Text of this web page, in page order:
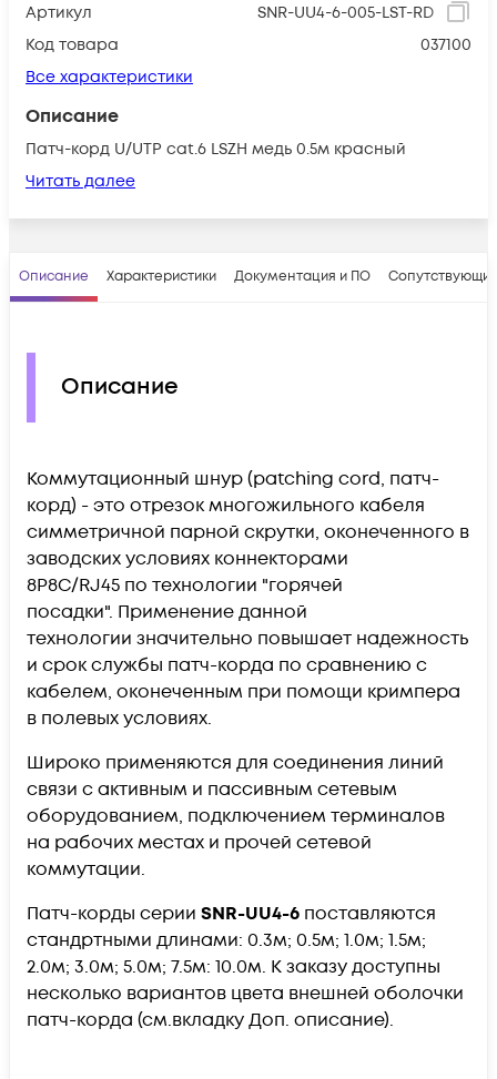
Артикул
SNR-UU4-6-005-LST-RD
Код товара
037100
Все характеристики
Описание
Патч-корд U/UTP cat.6 LSZH медь 0.5м красный
Читать далее
Описание Характеристики Документация и ПО
Описание
Коммутационный шнур (patching cord, патч-
корд) - это отрезок многожильного кабеля
симметричной парной скрутки, оконеченного в
заводских условиях коннекторами
8P8C/RJ45 по технологии "горячей
посадки". Применение данной
технологии значительно повышает надежность
и срок службы патч-корда по сравнению с
кабелем, оконеченным при помощи кримпера
в полевых условиях.
Широко применяются для соединения линий
связи с активным и пассивным сетевым
оборудованием, подключением терминалов
на рабочих местах и прочей сетевой
коммутации.
Патч-корды серии SNR-UU4-6 поставляются
стандртными длинами: 0.3м; 0.5м; 1.0м; 1.5м;
2.0м; 3.0м; 5.0м; 7.5м: 10.0м. К заказу доступны
несколько вариантов цвета внешней оболочки
патч-корда (см.вкладку Доп. описание).